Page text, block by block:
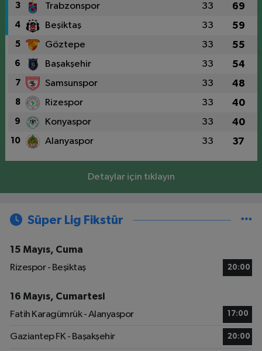
3 Trabzonspor 33 69
4 Beşiktaş 33 59
5 Göztepe 33 55
6 Başakşehir 33 54
7 Samsunspor 33 48
8 Rizespor 33 40
9 Konyaspor 33 40
10 Alanyaspor 33 37
Detaylar için tıklayın
Süper Lig Fikstür
15 Mayıs, Cuma
Rizespor - Beşiktaş
20:00
16 Mayıs, Cumartesi
Fatih Karagümrük - Alanyaspor
17:00
Gaziantep FK - Başakşehir 20:00